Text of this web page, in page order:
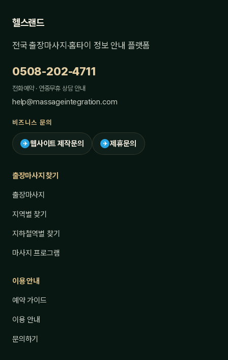
헬스랜드
전국 출장마사지·홈타이 정보 안내 플랫폼
0508-202-4711
전화예약 · 연중무휴 상담 안내
help@massageintegration.com
비즈니스 문의
✈ 웹사이트 제작문의 ✈ 제휴문의
출장마사지 찾기
출장마사지
지역별 찾기
지하철역별 찾기
마사지 프로그램
이용 안내
예약 가이드
이용 안내
문의하기